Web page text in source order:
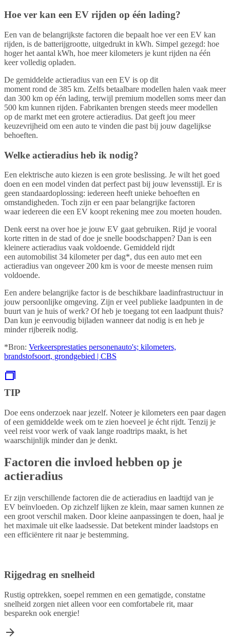
Hoe ver kan een EV rijden op één lading?
Een van de belangrijkste factoren die bepaalt hoe ver een EV kan
rijden, is de batterijgrootte, uitgedrukt in kWh. Simpel gezegd: hoe
hoger het aantal kWh, hoe meer kilometers je kunt rijden na één
keer volledig opladen.
De gemiddelde actieradius van een EV is op dit
moment rond de 385 km. Zelfs betaalbare modellen halen vaak meer
dan 300 km op één lading, terwijl premium modellen soms meer dan
500 km kunnen rijden. Fabrikanten brengen steeds meer modellen
op de markt met een grotere actieradius. Dat geeft jou meer
keuzevrijheid om een auto te vinden die past bij jouw dagelijkse
behoeften.
Welke actieradius heb ik nodig?
Een elektrische auto kiezen is een grote beslissing. Je wilt het goed
doen en een model vinden dat perfect past bij jouw levensstijl. Er is
geen standaardoplossing: iedereen heeft unieke behoeften en
omstandigheden. Toch zijn er een paar belangrijke factoren
waar iedereen die een EV koopt rekening mee zou moeten houden.
Denk eerst na over hoe je jouw EV gaat gebruiken. Rijd je vooral
korte ritten in de stad of doe je snelle boodschappen? Dan is een
kleinere actieradius vaak voldoende. Gemiddeld rijdt
een automobilist 34 kilometer per dag*, dus een auto met een
actieradius van ongeveer 200 km is voor de meeste mensen ruim
voldoende.
Een andere belangrijke factor is de beschikbare laadinfrastructuur in
jouw persoonlijke omgeving. Zijn er veel publieke laadpunten in de
buurt van je huis of werk? Of heb je toegang tot een laadpunt thuis?
Dan kun je eenvoudig bijladen wanneer dat nodig is en heb je
minder rijbereik nodig.
*Bron: Verkeersprestaties personenauto's; kilometers,
brandstofsoort, grondgebied | CBS
TIP
Doe eens onderzoek naar jezelf. Noteer je kilometers een paar dagen
of een gemiddelde week om te zien hoeveel je écht rijdt. Tenzij je
veel reist voor werk of vaak lange roadtrips maakt, is het
waarschijnlijk minder dan je denkt.
Factoren die invloed hebben op je
actieradius
Er zijn verschillende factoren die de actieradius en laadtijd van je
EV beïnvloeden. Op zichzelf lijken ze klein, maar samen kunnen ze
een groot verschil maken. Door kleine aanpassingen te doen, haal je
het maximale uit elke laadsessie. Dat betekent minder laadstops en
een efficiëntere rit naar je bestemming.
Rijgedrag en snelheid
Rustig optrekken, soepel remmen en een gematigde, constatne
snelheid zorgen niet alleen voor een comfortabele rit, maar
besparekn ook energie!